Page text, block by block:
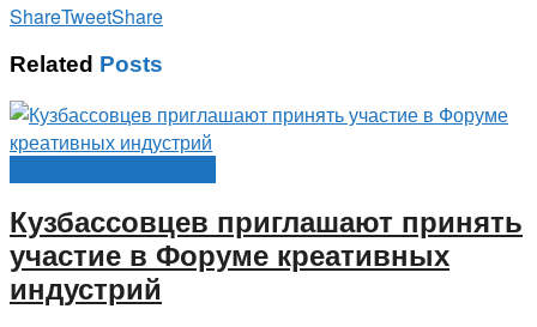
ShareTweetShare
Related Posts
Кузбассовцев приглашают принять
участие в Форуме креативных
индустрий